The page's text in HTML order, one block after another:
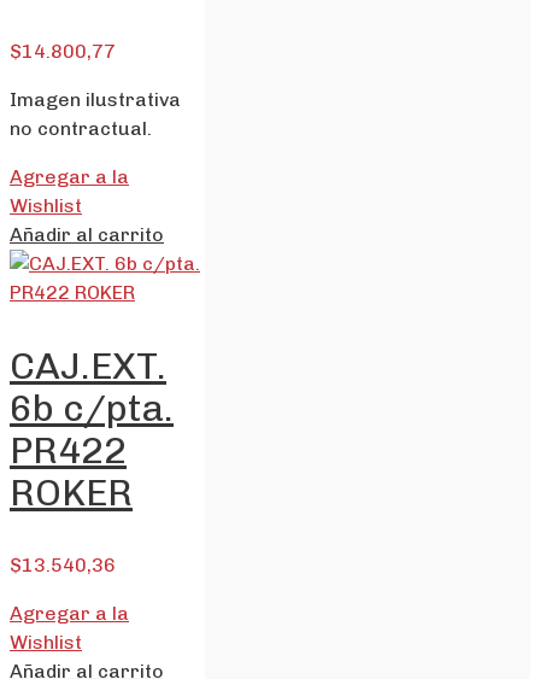
$14.800,77
Imagen ilustrativa
no contractual.
Agregar a la
Wishlist
Añadir al carrito
CAJ.EXT.
6b c/pta.
PR422
ROKER
$13.540,36
Agregar a la
Wishlist
Añadir al carrito